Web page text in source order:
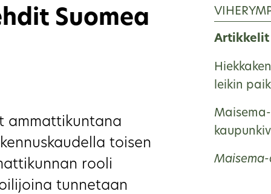
Suomea
ammattikuntana
toisen
rooli
tunnetaan
Artikkelit
leikin